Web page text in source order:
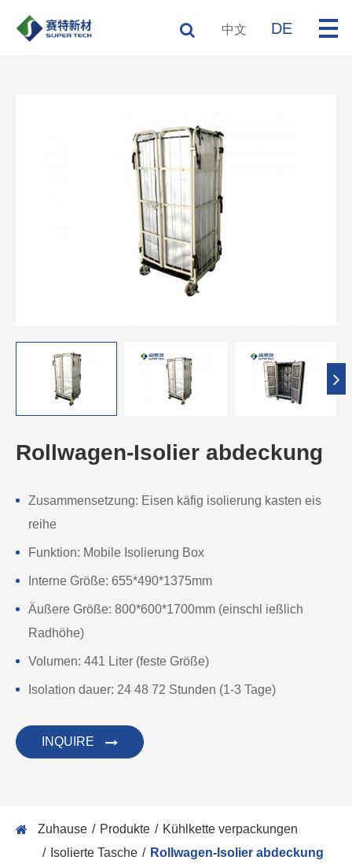
中文 DE
Rollwagen-Isolier abdeckung
Zusammensetzung: Eisen käfig isolierung kasten eis
reihe
Funktion: Mobile Isolierung Box
Interne Größe: 655*490*1375mm
Äußere Größe: 800*600*1700mm (einschl ießlich
Radhöhe)
Volumen: 441 Liter (feste Größe)
Isolation dauer: 24 48 72 Stunden (1-3 Tage)
INQUIRE
Zuhause Produkte
Kühlkette verpackungen
Isolierte Tasche
Rollwagen-Isolier abdeckung